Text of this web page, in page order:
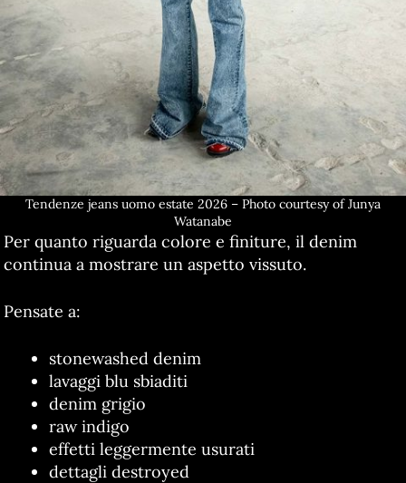
Tendenze jeans uomo estate 2026 – Photo courtesy of Junya
Watanabe
Per quanto riguarda colore e finiture, il denim
continua a mostrare un aspetto vissuto.
Pensate a:
stonewashed denim
lavaggi blu sbiaditi
denim grigio
raw indigo
effetti leggermente usurati
dettagli destroyed